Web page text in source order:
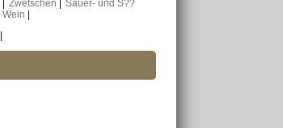
Zwetschen
Sauer- und S??
Wein